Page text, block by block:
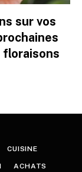
sur vos
floraisons
CUISINE
ACHATS